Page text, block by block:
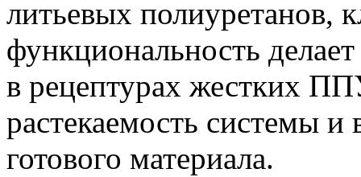
литьевых полиуретанов,
функциональность
в рецептурах жестких
растекаемость системы и
готового материала.